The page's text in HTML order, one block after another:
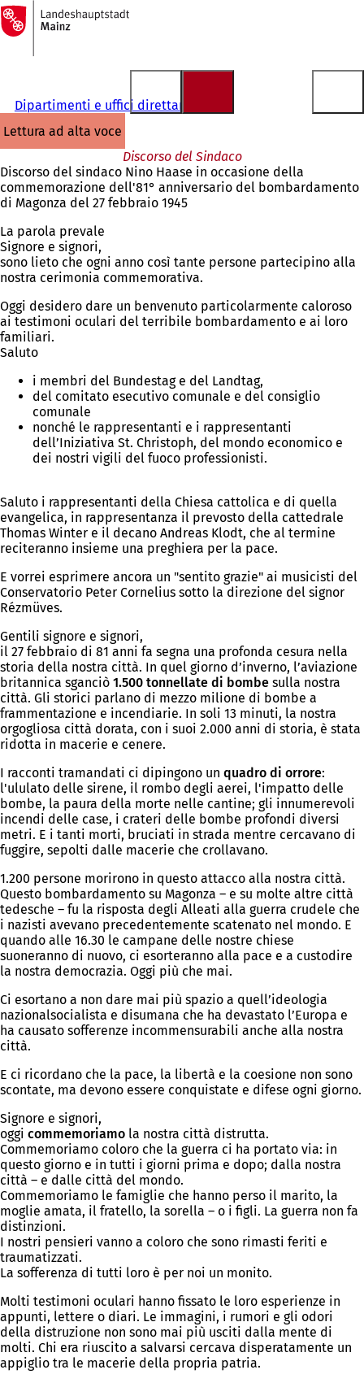
Vai al contenuto
Alla
pagina
iniziale
Dipartimenti e uffici direttamente
lettura ad alta voce
Discorso del Sindaco
Discorso del sindaco Nino Haase in occasione della
commemorazione dell'81° anniversario del bombardamento
di Magonza del 27 febbraio 1945
La parola prevale
Signore e signori,
sono lieto che ogni anno così tante persone partecipino alla
nostra cerimonia commemorativa.
Oggi desidero dare un benvenuto particolarmente caloroso
ai testimoni oculari del terribile bombardamento e ai loro
familiari.
Saluto
i membri del Bundestag e del Landtag,
del comitato esecutivo comunale e del consiglio
comunale
nonché le rappresentanti e i rappresentanti
dell’Iniziativa St. Christoph, del mondo economico e
dei nostri vigili del fuoco professionisti.
Saluto i rappresentanti della Chiesa cattolica e di quella
evangelica, in rappresentanza il prevosto della cattedrale
Thomas Winter e il decano Andreas Klodt, che al termine
reciteranno insieme una preghiera per la pace.
E vorrei esprimere ancora un "sentito grazie" ai musicisti del
Conservatorio Peter Cornelius sotto la direzione del signor
Rézmüves.
Gentili signore e signori,
il 27 febbraio di 81 anni fa segna una profonda cesura nella
storia della nostra città. In quel giorno d’inverno, l’aviazione
britannica sganciò 1.500 tonnellate di bombe sulla nostra
città. Gli storici parlano di mezzo milione di bombe a
frammentazione e incendiarie. In soli 13 minuti, la nostra
orgogliosa città dorata, con i suoi 2.000 anni di storia, è stata
ridotta in macerie e cenere.
I racconti tramandati ci dipingono un quadro di orrore:
l'ululato delle sirene, il rombo degli aerei, l'impatto delle
bombe, la paura della morte nelle cantine; gli innumerevoli
incendi delle case, i crateri delle bombe profondi diversi
metri. E i tanti morti, bruciati in strada mentre cercavano di
fuggire, sepolti dalle macerie che crollavano.
1.200 persone morirono in questo attacco alla nostra città.
Questo bombardamento su Magonza – e su molte altre città
tedesche – fu la risposta degli Alleati alla guerra crudele che
i nazisti avevano precedentemente scatenato nel mondo. E
quando alle 16.30 le campane delle nostre chiese
suoneranno di nuovo, ci esorteranno alla pace e a custodire
la nostra democrazia. Oggi più che mai.
Ci esortano a non dare mai più spazio a quell’ideologia
nazionalsocialista e disumana che ha devastato l’Europa e
ha causato sofferenze incommensurabili anche alla nostra
città.
E ci ricordano che la pace, la libertà e la coesione non sono
scontate, ma devono essere conquistate e difese ogni giorno.
Signore e signori,
oggi commemoriamo la nostra città distrutta.
Commemoriamo coloro che la guerra ci ha portato via: in
questo giorno e in tutti i giorni prima e dopo; dalla nostra
città – e dalle città del mondo.
Commemoriamo le famiglie che hanno perso il marito, la
moglie amata, il fratello, la sorella – o i figli. La guerra non fa
distinzioni.
I nostri pensieri vanno a coloro che sono rimasti feriti e
traumatizzati.
La sofferenza di tutti loro è per noi un monito.
Molti testimoni oculari hanno fissato le loro esperienze in
appunti, lettere o diari. Le immagini, i rumori e gli odori
della distruzione non sono mai più usciti dalla mente di
molti. Chi era riuscito a salvarsi cercava disperatamente un
appiglio tra le macerie della propria patria.